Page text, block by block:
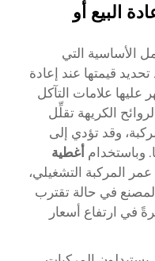
البيع أو
الأساسية التي
قيمتها عند إعادة
عليها علامات التآكل
الكريهة تقلِّل
وقد تؤدي إلى
وباستخدام أغطية
المركبة التشغيلي،
في حالة تقترب
في ارتفاع أسعار